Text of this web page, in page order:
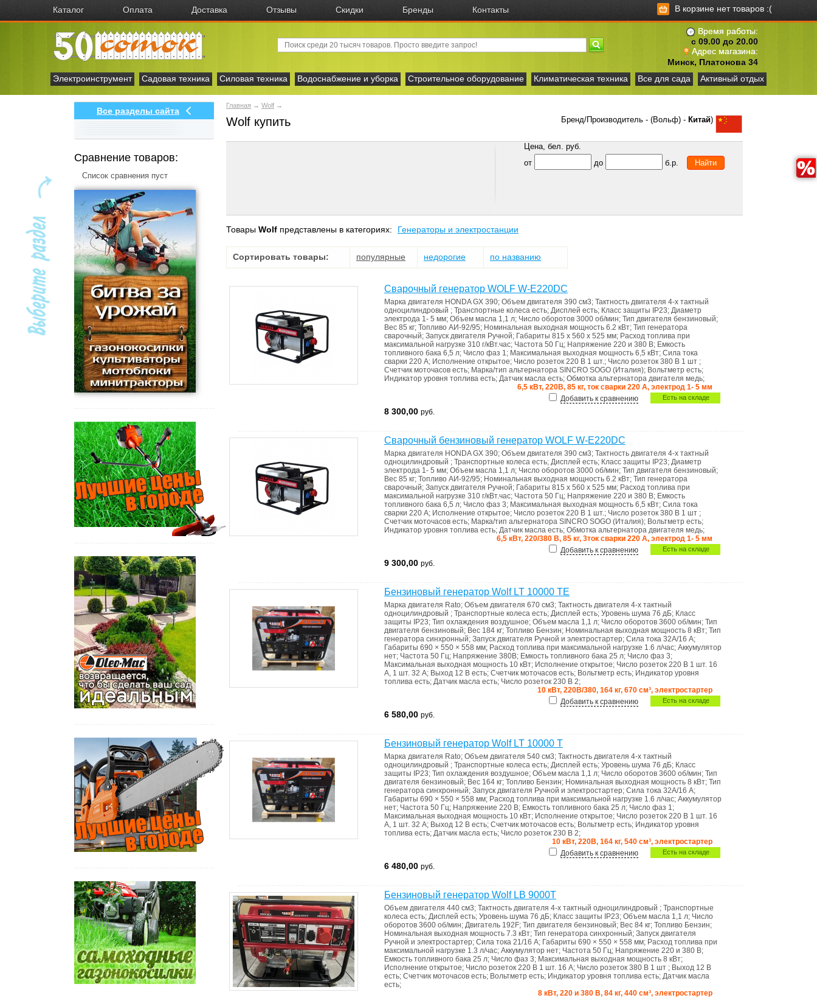
Каталог Оплата Доставка Отзывы Скидки Бренды Контакты В корзине нет товаров :(
Время работы:
с 09.00 до 20.00
Адрес магазина:
Минск, Платонова 34
Электроинструмент
Садовая техника Силовая техника Водоснабжение и уборка Строительное оборудование Климатическая техника Все для сада Активный отдых
Все разделы сайта
Сравнение товаров:
Список сравнения пуст
Главная → Wolf →
Wolf купить Бренд/Производитель - (Вольф) - Китай)
Цена, бел. руб.
от
до б.р.
Товары Wolf представлены в категориях: Генераторы и электростанции
Сортировать товары: популярные недорогие по названию
Сварочный генератор WOLF W-E220DC
Марка двигателя HONDA GX 390; Объем двигателя 390 см3; Тактность двигателя 4-х тактный
одноцилиндровый ; Транспортные колеса есть; Дисплей есть; Класс защиты IP23; Диаметр
электрода 1- 5 мм; Объем масла 1,1 л; Число оборотов 3000 об/мин; Тип двигателя бензиновый;
Вес 85 кг; Топливо АИ-92/95; Номинальная выходная мощность 6.2 кВт; Тип генератора
сварочный; Запуск двигателя Ручной; Габариты 815 х 560 х 525 мм; Расход топлива при
максимальной нагрузке 310 г/кВт.час; Частота 50 Гц; Напряжение 220 и 380 В; Емкость
топливного бака 6,5 л; Число фаз 1; Максимальная выходная мощность 6,5 кВт; Сила тока
сварки 220 А; Исполнение открытое; Число розеток 220 В 1 шт.; Число розеток 380 В 1 шт ;
Счетчик моточасов есть; Марка/тип альтернатора SINCRO SOGO (Италия); Вольтметр есть;
Индикатор уровня топлива есть; Датчик масла есть; Обмотка альтернатора двигателя медь;
6,5 кВт, 220В, 85 кг, ток сварки 220 А, электрод 1- 5 мм
Есть на складе
Добавить к сравнению
8 300,00 руб.
Сварочный бензиновый генератор WOLF W-E220DC
Марка двигателя HONDA GX 390; Объем двигателя 390 см3; Тактность двигателя 4-х тактный
одноцилиндровый ; Транспортные колеса есть; Дисплей есть; Класс защиты IP23; Диаметр
электрода 1- 5 мм; Объем масла 1,1 л; Число оборотов 3000 об/мин; Тип двигателя бензиновый;
Вес 85 кг; Топливо АИ-92/95; Номинальная выходная мощность 6.2 кВт; Тип генератора
сварочный; Запуск двигателя Ручной; Габариты 815 х 560 х 525 мм; Расход топлива при
максимальной нагрузке 310 г/кВт.час; Частота 50 Гц; Напряжение 220 и 380 В; Емкость
топливного бака 6,5 л; Число фаз 3; Максимальная выходная мощность 6,5 кВт; Сила тока
сварки 220 А; Исполнение открытое; Число розеток 220 В 1 шт.; Число розеток 380 В 1 шт ;
Счетчик моточасов есть; Марка/тип альтернатора SINCRO SOGO (Италия); Вольтметр есть;
Индикатор уровня топлива есть; Датчик масла есть; Обмотка альтернатора двигателя медь;
6,5 кВт, 220/380 В, 85 кг, 3ток сварки 220 А, электрод 1- 5 мм
Есть на складе
Добавить к сравнению
9 300,00 руб.
Бензиновый генератор Wolf LT 10000 ТE
Марка двигателя Rato; Объем двигателя 670 см3; Тактность двигателя 4-х тактный
одноцилиндровый ; Транспортные колеса есть; Дисплей есть; Уровень шума 76 дБ; Класс
защиты
IP23; Тип охлаждения воздушное; Объем масла 1,1 л; Число оборотов 3600 об/мин; Тип
двигателя бензиновый; Вес 184 кг; Топливо Бензин; Номинальная выходная мощность 8 кВт; Тип
генератора синхронный; Запуск двигателя Ручной и электростартер; Сила тока 32А/16 А;
Габариты 690 × 550 × 558 мм; Расход топлива при максимальной нагрузке 1.6 л/час; Аккумулятор
нет; Частота 50 Гц; Напряжение 380В; Емкость топливного бака 25 л; Число фаз 3;
Максимальная выходная мощность 10 кВт; Исполнение открытое; Число розеток 220 В 1 шт. 16
А, 1 шт. 32 А; Выход 12 В есть; Счетчик моточасов есть; Вольтметр есть; Индикатор уровня
топлива есть; Датчик масла есть; Число розеток 230 В 2;
10 кВт, 220В/380, 164 кг, 670 см³, электростартер
Есть на складе
Добавить к сравнению
6 580,00 руб.
Бензиновый генератор Wolf LT 10000 Т
Марка двигателя Rato; Объем двигателя 540 см3; Тактность двигателя 4-х тактный
одноцилиндровый ; Транспортные колеса есть; Дисплей есть; Уровень шума 76 дБ; Класс
защиты
IP23; Тип охлаждения воздушное; Объем масла 1,1 л; Число оборотов 3600 об/мин; Тип
двигателя бензиновый; Вес 164 кг; Топливо Бензин; Номинальная выходная мощность 8 кВт; Тип
генератора синхронный; Запуск двигателя Ручной и электростартер; Сила тока 32А/16 А;
Габариты 690 × 550 × 558 мм; Расход топлива при максимальной нагрузке 1.6 л/час; Аккумулятор
нет; Частота 50 Гц; Напряжение 220 В; Емкость топливного бака 25 л; Число фаз 1;
Максимальная выходная мощность 10 кВт; Исполнение открытое; Число розеток 220 В 1 шт. 16
А, 1 шт. 32 А; Выход 12 В есть; Счетчик моточасов есть; Вольтметр есть; Индикатор уровня
топлива есть; Датчик масла есть; Число розеток 230 В 2;
10 кВт, 220В, 164 кг, 540 см³, электростартер
Есть на складе
Добавить к сравнению
6 480,00 руб.
Бензиновый генератор Wolf LB 9000T
Объем двигателя 440 см3; Тактность двигателя 4-х тактный одноцилиндровый ; Транспортные
колеса есть; Дисплей есть; Уровень шума 76 дБ; Класс защиты IP23; Объем масла 1,1 л; Число
оборотов 3600 об/мин; Двигатель 192F; Тип двигателя бензиновый; Вес 84 кг; Топливо Бензин;
Номинальная выходная мощность 7.3 кВт; Тип генератора синхронный; Запуск двигателя
Ручной и электростартер; Сила тока 21/16 А; Габариты 690 × 550 × 558 мм; Расход топлива при
максимальной нагрузке 1.3 л/час; Аккумулятор нет; Частота 50 Гц; Напряжение 220 и 380 В;
Емкость топливного бака 25 л; Число фаз 3; Максимальная выходная мощность 8 кВт;
Исполнение открытое; Число розеток 220 В 1 шт. 16 А; Число розеток 380 В 1 шт ; Выход 12 В
есть; Счетчик моточасов есть; Вольтметр есть; Индикатор уровня топлива есть; Датчик масла
есть;
8 кВт, 220 и 380 В, 84 кг, 440 см³, электростартер